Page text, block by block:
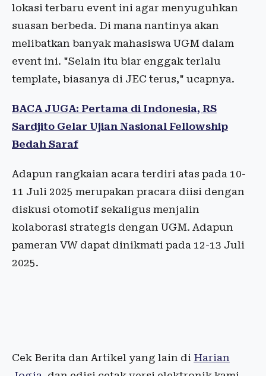
lokasi terbaru event ini agar menyuguhkan
suasan berbeda. Di mana nantinya akan
melibatkan banyak mahasiswa UGM dalam
event ini. "Selain itu biar enggak terlalu
template, biasanya di JEC terus," ucapnya.
BACA JUGA: Pertama di Indonesia, RS
Sardjito Gelar Ujian Nasional Fellowship
Bedah Saraf
Adapun rangkaian acara terdiri atas pada 10-
11 Juli 2025 merupakan pracara diisi dengan
diskusi otomotif sekaligus menjalin
kolaborasi strategis dengan UGM. Adapun
pameran VW dapat dinikmati pada 12-13 Juli
2025.
Cek Berita dan Artikel yang lain di Harian